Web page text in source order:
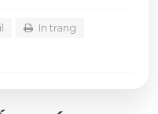
In trang